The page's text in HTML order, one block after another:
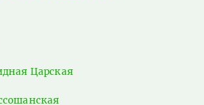
Царская